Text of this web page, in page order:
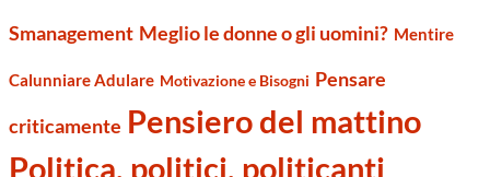
Smanagement Meglio le donne o gli uomini? Mentire
Calunniare Adulare Motivazione e Bisogni Pensare
criticamente Pensiero del mattino
Politica, politici, politicanti